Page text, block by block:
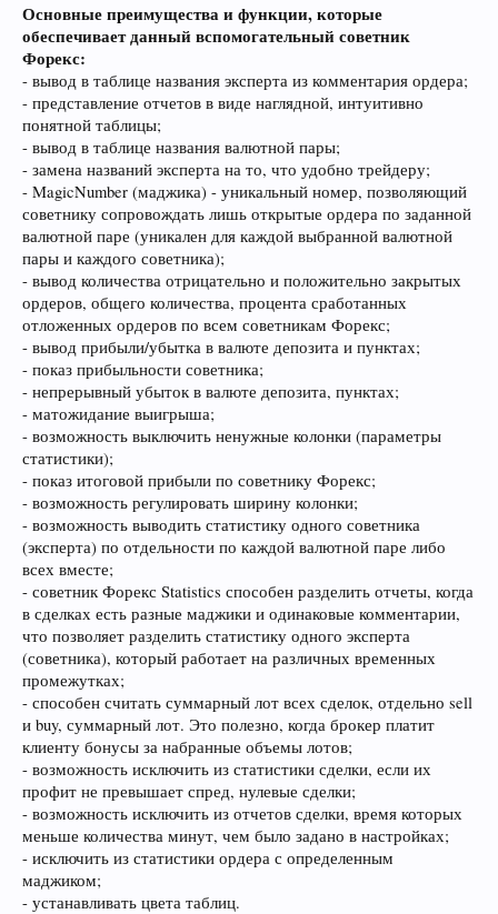
Основные преимущества и функции, которые
обеспечивает данный вспомогательный советник
Форекс:
- вывод в таблице названия эксперта из комментария ордера;
- представление отчетов в виде наглядной, интуитивно
понятной таблицы;
- вывод в таблице названия валютной пары;
- замена названий эксперта на то, что удобно трейдеру;
- MagicNumber (маджика) - уникальный номер, позволяющий
советнику сопровождать лишь открытые ордера по заданной
валютной паре (уникален для каждой выбранной валютной
пары и каждого советника);
- вывод количества отрицательно и положительно закрытых
ордеров, общего количества, процента сработанных
отложенных ордеров по всем советникам Форекс;
- вывод прибыли/убытка в валюте депозита и пунктах;
- показ прибыльности советника;
- непрерывный убыток в валюте депозита, пунктах;
- матожидание выигрыша;
- возможность выключить ненужные колонки (параметры
статистики);
- показ итоговой прибыли по советнику Форекс;
- возможность регулировать ширину колонки;
- возможность выводить статистику одного советника
(эксперта) по отдельности по каждой валютной паре либо
всех вместе;
- советник Форекс Statistics способен разделить отчеты, когда
в сделках есть разные маджики и одинаковые комментарии,
что позволяет разделить статистику одного эксперта
(советника), который работает на различных временных
промежутках;
- способен считать суммарный лот всех сделок, отдельно sell
и buy, суммарный лот. Это полезно, когда брокер платит
клиенту бонусы за набранные объемы лотов;
- возможность исключить из статистики сделки, если их
профит не превышает спред, нулевые сделки;
- возможность исключить из отчетов сделки, время которых
меньше количества минут, чем было задано в настройках;
- исключить из статистики ордера с определенным
маджиком;
- устанавливать цвета таблиц.